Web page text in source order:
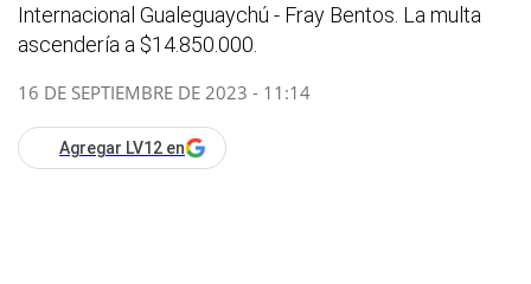
Internacional Gualeguaychú - Fray Bentos. La multa
ascendería a $14.850.000.
16 DE SEPTIEMBRE DE 2023 - 11:14
Agregar LV12 en